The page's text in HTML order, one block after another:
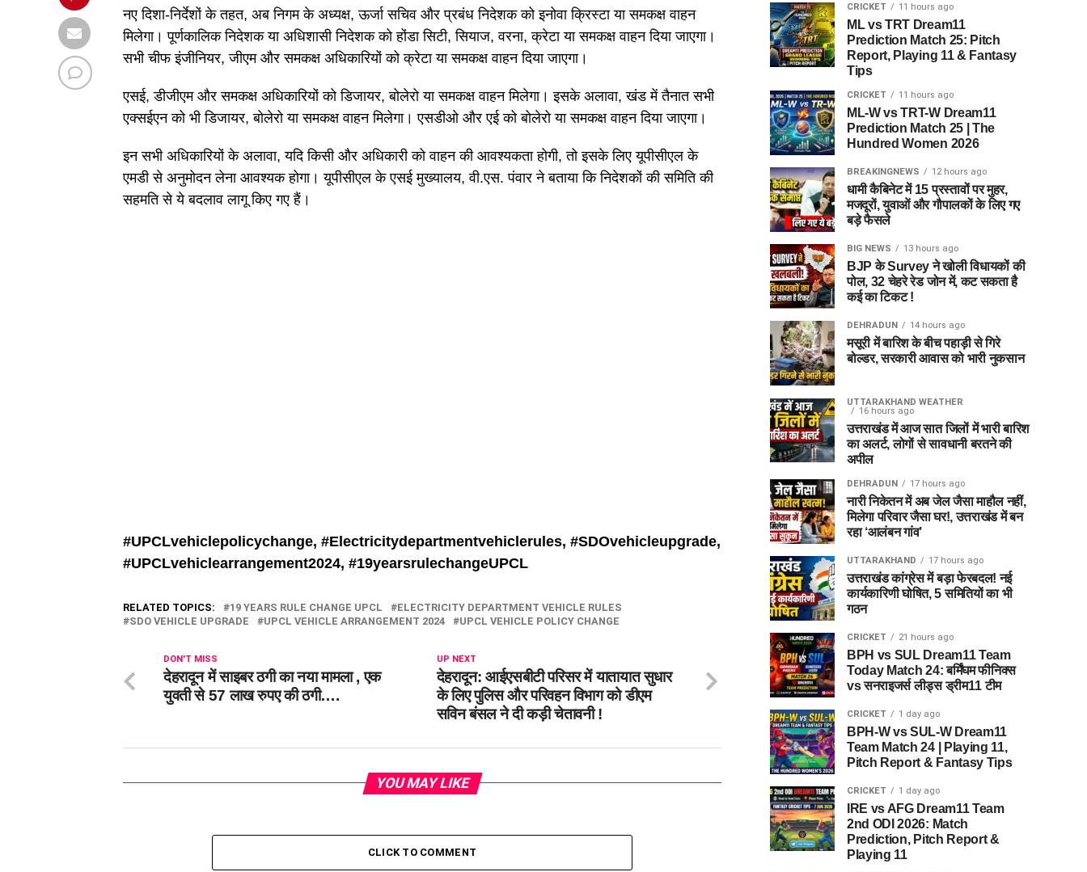
नए दिशा-निर्देशों के तहत, अब निगम के अध्यक्ष, ऊर्जा सचिव और प्रबंध निदेशक को इनोवा क्रिस्टा या समकक्ष वाहन
मिलेगा। पूर्णकालिक निदेशक या अधिशासी निदेशक को होंडा सिटी, सियाज, वरना, क्रेटा या समकक्ष वाहन दिया जाएगा।
सभी चीफ इंजीनियर, जीएम और समकक्ष अधिकारियों को क्रेटा या समकक्ष वाहन दिया जाएगा।
एसई, डीजीएम और समकक्ष अधिकारियों को डिजायर, बोलेरो या समकक्ष वाहन मिलेगा। इसके अलावा, खंड में तैनात सभी
एक्सईएन को भी डिजायर, बोलेरो या समकक्ष वाहन मिलेगा। एसडीओ और एई को बोलेरो या समकक्ष वाहन दिया जाएगा।
इन सभी अधिकारियों के अलावा, यदि किसी और अधिकारी को वाहन की आवश्यकता होगी, तो इसके लिए यूपीसीएल के
एमडी से अनुमोदन लेना आवश्यक होगा। यूपीसीएल के एसई मुख्यालय, वी.एस. पंवार ने बताया कि निदेशकों की समिति की
सहमति से ये बदलाव लागू किए गए हैं।
#UPCLvehiclepolicychange, #Electricitydepartmentvehiclerules, #SDOvehicleupgrade,
#UPCLvehiclearrangement2024, #19yearsrulechangeUPCL
RELATED TOPICS: 19 YEARS RULE CHANGE UPCL
ELECTRICITY DEPARTMENT VEHICLE RULES
SDO VEHICLE UPGRADE
UPCL VEHICLE ARRANGEMENT 2024 UPCL VEHICLE POLICY CHANGE
UP NEXT
देहरादून: आईएसबीटी परिसर में यातायात सुधार
के लिए पुलिस और परिवहन विभाग को डीएम
सविन बंसल ने दी कड़ी चेतावनी !
DON'T MISS
देहरादून में साइबर ठगी का नया मामला , एक
युवती से 57 लाख रुपए की ठगी….
YOU MAY LIKE
CLICK TO COMMENT
CRICKET 11 hours ago
ML vs TRT Dream11
Prediction Match 25: Pitch
Report, Playing 11 & Fantasy
Tips
CRICKET 11 hours ago
ML-W vs TRT-W Dream11
Prediction Match 25 | The
Hundred Women 2026
BREAKINGNEWS 12 hours ago
धामी कैबिनेट में 15 प्रस्तावों पर मुहर,
मजदूरों, युवाओं और गौपालकों के लिए गए
बड़े फैसले
BIG NEWS 13 hours ago
BJP के Survey ने खोली विधायकों की
पोल, 32 चेहरे रेड जोन में, कट सकता है
कई का टिकट !
DEHRADUN 14 hours ago
मसूरी में बारिश के बीच पहाड़ी से गिरे
बोल्डर, सरकारी आवास को भारी नुकसान
UTTARAKHAND WEATHER
16 hours ago
उत्तराखंड में आज सात जिलों में भारी बारिश
का अलर्ट, लोगों से सावधानी बरतने की
अपील
DEHRADUN 17 hours ago
नारी निकेतन में अब जेल जैसा माहौल नहीं,
मिलेगा परिवार जैसा घर!, उत्तराखंड में बन
रहा ‘आलंबन गांव’
UTTARAKHAND 17 hours ago
उत्तराखंड कांग्रेस में बड़ा फेरबदल! नई
कार्यकारिणी घोषित, 5 समितियों का भी
गठन
CRICKET 21 hours ago
BPH vs SUL Dream11 Team
Today Match 24: बर्मिंघम फीनिक्स
vs सनराइजर्स लीड्स ड्रीम11 टीम
CRICKET 1 day ago
BPH-W vs SUL-W Dream11
Team Match 24 | Playing 11,
Pitch Report & Fantasy Tips
CRICKET 1 day ago
IRE vs AFG Dream11 Team
2nd ODI 2026: Match
Prediction, Pitch Report &
Playing 11